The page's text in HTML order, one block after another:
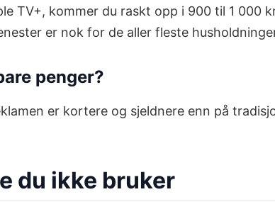
TV+, kommer du raskt opp i 900 til 1 000
er nok for de aller fleste
penger?
er kortere og sjeldnere enn på
du ikke bruker